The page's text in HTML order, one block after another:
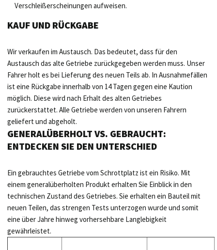
Verschleißerscheinungen aufweisen.
KAUF UND RÜCKGABE
Wir verkaufen im Austausch. Das bedeutet, dass für den
Austausch das alte Getriebe zurückgegeben werden muss. Unser
Fahrer holt es bei Lieferung des neuen Teils ab. In Ausnahmefällen
ist eine Rückgabe innerhalb von 14 Tagen gegen eine Kaution
möglich. Diese wird nach Erhalt des alten Getriebes
zurückerstattet. Alle Getriebe werden von unseren Fahrern
geliefert und abgeholt.
GENERALÜBERHOLT VS. GEBRAUCHT:
ENTDECKEN SIE DEN UNTERSCHIED
Ein gebrauchtes Getriebe vom Schrottplatz ist ein Risiko. Mit
einem generalüberholten Produkt erhalten Sie Einblick in den
technischen Zustand des Getriebes. Sie erhalten ein Bauteil mit
neuen Teilen, das strengen Tests unterzogen wurde und somit
eine über Jahre hinweg vorhersehbare Langlebigkeit
gewährleistet.